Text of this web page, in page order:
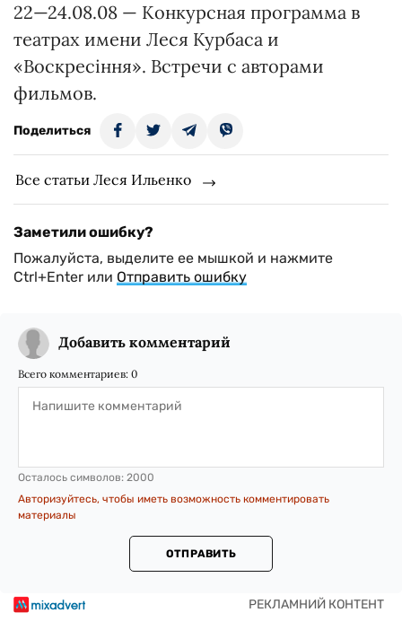
22—24.08.08 — Конкурсная программа в
театрах имени Леся Курбаса и
«Воскресіння». Встречи с авторами
фильмов.
Поделиться
Все статьи Леся Ильенко
Заметили ошибку?
Пожалуйста, выделите ее мышкой и нажмите
Ctrl+Enter или Отправить ошибку
Добавить комментарий
Всего комментариев: 0
Осталось символов: 2000
Авторизуйтесь, чтобы иметь возможность комментировать
материалы
ОТПРАВИТЬ